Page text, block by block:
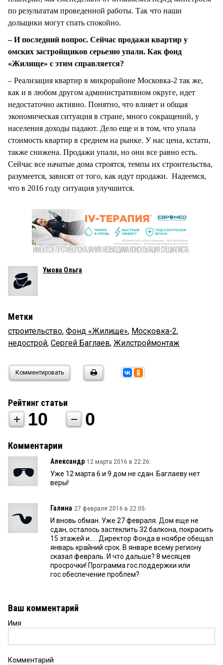
по результатам проведенной работы. Так что наши
дольщики могут спать спокойно.
– И последний вопрос. Сейчас продажи квартир у
омских застройщиков серьезно упали. Как фонд
«Жилище» с этим справляется?
– Реализация квартир в микрорайоне Московка-2 так же,
как и в любом другом административном округе, идет
недостаточно активно. Понятно, что влияет и общая
экономическая ситуация в стране, много сокращений, у
населения доходы падают. Дело еще и в том, что упала
стоимость квартир в среднем на рынке. У нас цена, кстати,
также снижена. Продажи упали, но они все равно есть.
Сейчас все начатые дома строятся, темпы их строительства,
разумеется, зависят от того, как идут продажи. Надеемся,
что в 2016 году ситуация улучшится.
Умова Ольга
Метки
строительство, Фонд «Жилище», Московка-2,
недострой, Сергей Баглаев, Жилстроймонтаж
Комментировать
Рейтинг статьи
10 0
Комментарии
Александр 12 марта 2016 в 22:26:
Уже 12 марта 6 и 9 дом не сдан. Баглаеву нет
веры!
Галина 27 февраля 2016 в 22:05:
И вновь обман. Уже 27 февраля. Дом еще не
сдан, осталось застеклить 32 балкона, покрасить
15 этажей и..... Директор Фонда в ноябре обещал
январь крайний срок. В январе всему региону
сказал февраль. И что дальше? 8 месяцев
просрочки! Программа гос.поддержки или
гос.обеспечение проблем?
Ваш комментарий
Имя
Комментарий